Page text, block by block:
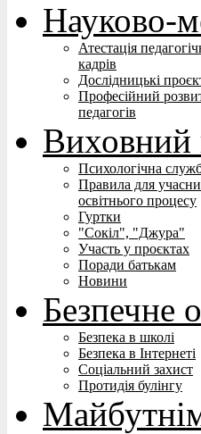
Науково-
Атестація
кадрів
Дослідницькі
Професійний
педагогів
Виховний
Психологічна
Правила для
освітнього процесу
Гуртки
"Сокіл", "Джура"
Участь у проєктах
Поради батькам
Новини
Безпечне
Безпека в школі
Безпека в Інтернеті
Соціальний захист
Протидія булінгу